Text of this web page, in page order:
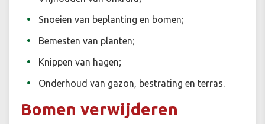
Snoeien van beplanting en bomen;
Bemesten van planten;
Knippen van hagen;
Onderhoud van gazon, bestrating en terras.
Bomen verwijderen